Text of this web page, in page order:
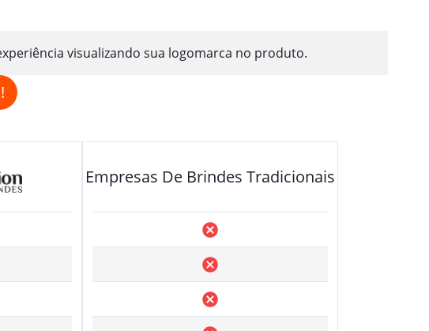
visualizando sua logomarca no produto.
Empresas De Brindes Tradicionais